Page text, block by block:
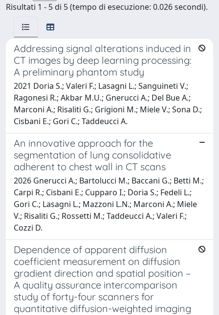
Risultati 1 - 5 di 5 (tempo di esecuzione: 0.026 secondi).
Addressing signal alterations induced in
CT images by deep learning processing:
A preliminary phantom study
2021 Doria S.; Valeri F.; Lasagni L.; Sanguineti V.;
Ragonesi R.; Akbar M.U.; Gnerucci A.; Del Bue A.;
Marconi A.; Risaliti G.; Grigioni M.; Miele V.; Sona D.;
Cisbani E.; Gori C.; Taddeucci A.
An innovative approach for the
segmentation of lung consolidative
adherent to chest wall in CT scans
2026 Gnerucci A.; Bartolucci M.; Baccani G.; Betti M.;
Carpi R.; Cisbani E.; Cupparo I.; Doria S.; Fedeli L.;
Gori C.; Lasagni L.; Mazzoni L.N.; Marconi A.; Miele
V.; Risaliti G.; Rossetti M.; Taddeucci A.; Valeri F.;
Cozzi D.
Dependence of apparent diffusion
coefficient measurement on diffusion
gradient direction and spatial position –
A quality assurance intercomparison
study of forty-four scanners for
quantitative diffusion-weighted imaging